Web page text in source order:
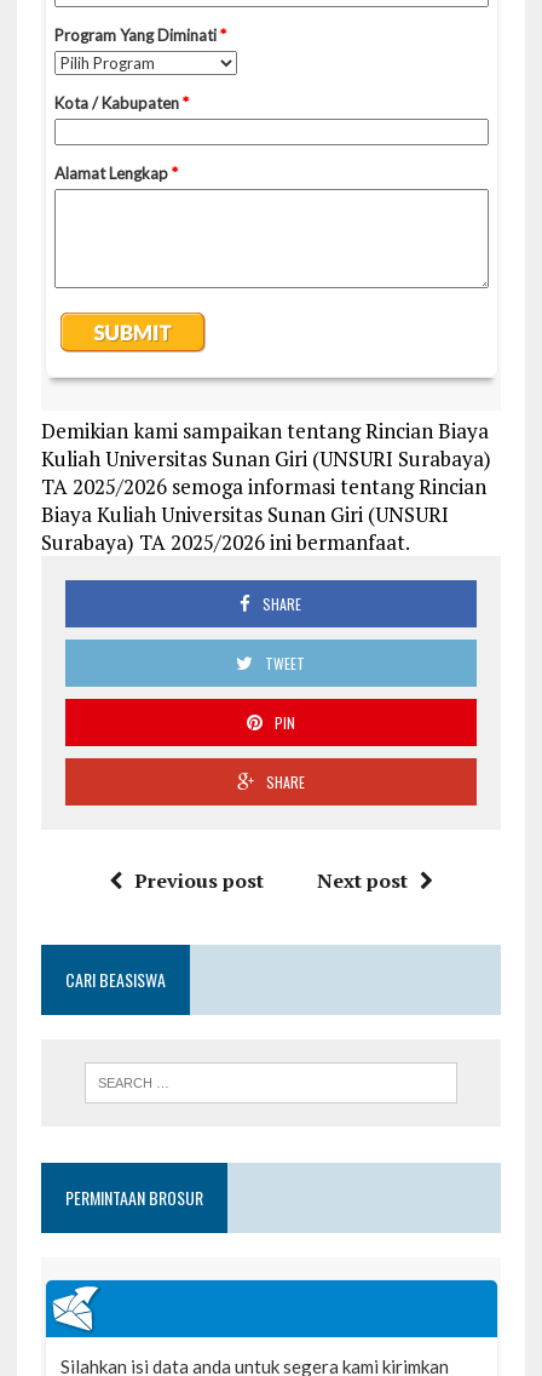
Demikian kami sampaikan tentang Rincian Biaya
Kuliah Universitas Sunan Giri (UNSURI Surabaya)
TA 2025/2026 semoga informasi tentang Rincian
Biaya Kuliah Universitas Sunan Giri (UNSURI
Surabaya) TA 2025/2026 ini bermanfaat.
SHARE
TWEET
PIN
SHARE
Previous post Next post
CARI BEASISWA
PERMINTAAN BROSUR